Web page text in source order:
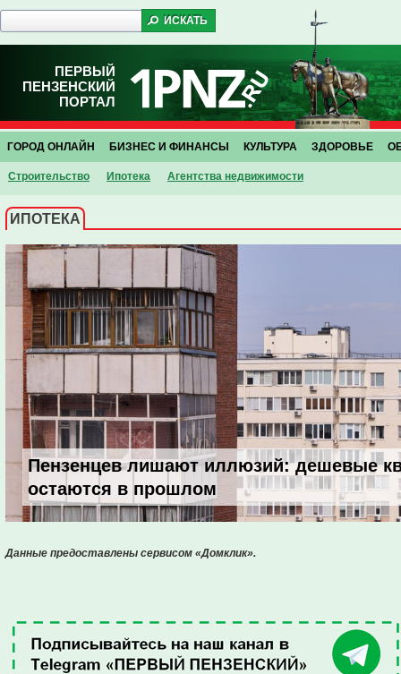
ПЕРВЫЙ
ПЕНЗЕНСКИЙ
ПОРТАЛ
ГОРОД ОНЛАЙН БИЗНЕС И ФИНАНСЫ КУЛЬТУРА ЗДОРОВЬЕ
Строительство Ипотека Агентства недвижимости
ИПОТЕКА
Пензенцев лишают иллюзий: дешевые
остаются в прошлом
Данные предоставлены сервисом «Домклик».